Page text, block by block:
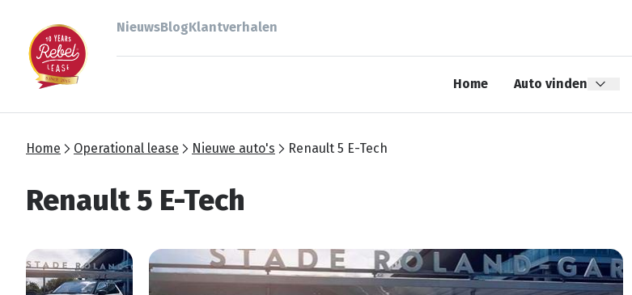
NieuwsBlogKlantverhalen
Home Auto vinden
Home Operational lease Nieuwe auto's Renault 5 E-Tech
Renault 5 E-Tech